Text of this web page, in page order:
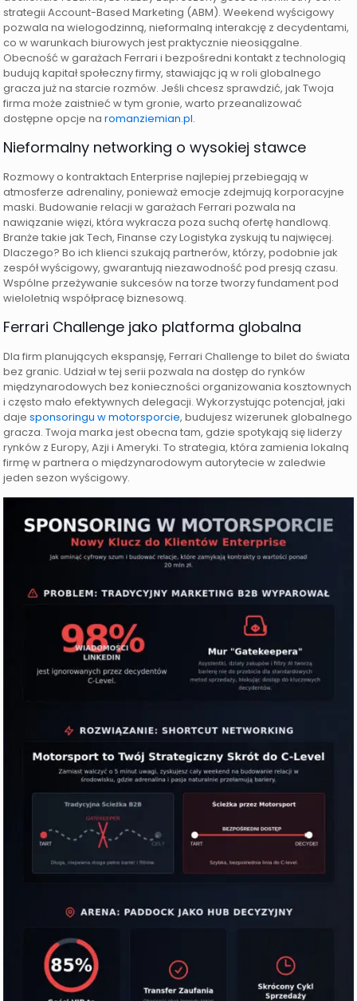
strategii Account-Based Marketing (ABM). Weekend wyścigowy
pozwala na wielogodzinną, nieformalną interakcję z decydentami,
co w warunkach biurowych jest praktycznie nieosiągalne.
Obecność w garażach Ferrari i bezpośredni kontakt z technologią
budują kapitał społeczny firmy, stawiając ją w roli globalnego
gracza już na starcie rozmów. Jeśli chcesz sprawdzić, jak Twoja
firma może zaistnieć w tym gronie, warto przeanalizować
dostępne opcje naromanziemian.pl.
Nieformalny networking o wysokiej stawce
Rozmowy o kontraktach Enterprise najlepiej przebiegają w
atmosferze adrenaliny, ponieważ emocje zdejmują korporacyjne
maski. Budowanie relacji w garażach Ferrari pozwala na
nawiązanie więzi, która wykracza poza suchą ofertę handlową.
Branże takie jak Tech, Finanse czy Logistyka zyskują tu najwięcej.
Dlaczego? Bo ich klienci szukają partnerów, którzy, podobnie jak
zespół wyścigowy, gwarantują niezawodność pod presją czasu.
Wspólne przeżywanie sukcesów na torze tworzy fundament pod
wieloletnią współpracę biznesową.
Ferrari Challenge jako platforma globalna
Dla firm planujących ekspansję, Ferrari Challenge to bilet do świata
bez granic. Udział w tej serii pozwala na dostęp do rynków
międzynarodowych bez konieczności organizowania kosztownych
i często mało efektywnych delegacji. Wykorzystując potencjał, jaki
dajesponsoringu w motorsporcie, budujesz wizerunek globalnego
gracza. Twoja marka jest obecna tam, gdzie spotykają się liderzy
rynków z Europy, Azji i Ameryki. To strategia, która zamienia lokalną
firmę w partnera o międzynarodowym autorytecie w zaledwie
jeden sezon wyścigowy.